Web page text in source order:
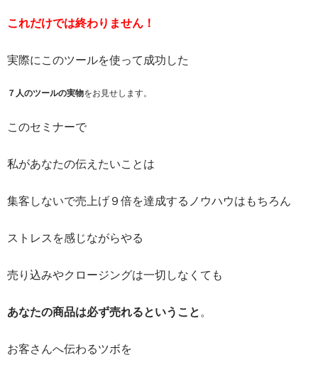
これだけでは終わりません！
実際にこのツールを使って成功した
７人のツールの実物をお見せします。
このセミナーで
私があなたの伝えたいことは
集客しないで売上げ９倍を達成するノウハウはもちろん
ストレスを感じながらやる
売り込みやクロージングは一切しなくても
あなたの商品は必ず売れるということ 。
お客さんへ伝わるツボを